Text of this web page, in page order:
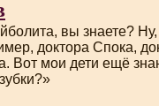
вы знаете? Ну,
доктора Спока,
Вот мои дети ещё